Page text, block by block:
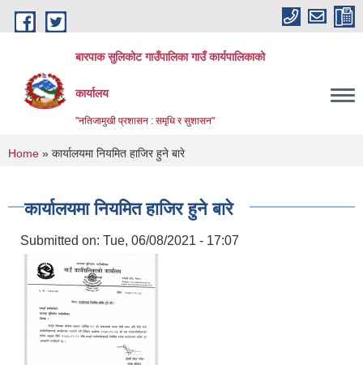
Skip to main content
बारपाक सुलिकोट गाउँपालिका गाउँ कार्यपालिकाको
कार्यालय
"नतिजामुखी प्रशासन : समृधि र सुशासन"
You are here
Home » कार्यालयमा नियमित हाजिर हुने बारे
कार्यालयमा नियमित हाजिर हुने बारे
Submitted on: Tue, 06/08/2021 - 17:07